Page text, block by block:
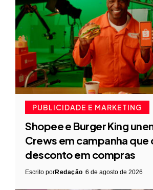
PUBLICIDADE E MARKETING
Shopee e Burger King
Crews em campanha
desconto em compras
Escrito porRedação 6 de agosto de 2026